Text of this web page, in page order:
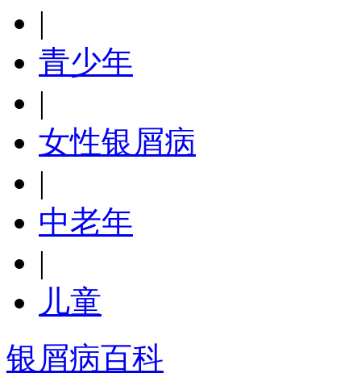
|
青少年
|
女性银屑病
|
中老年
|
儿童
银屑病百科